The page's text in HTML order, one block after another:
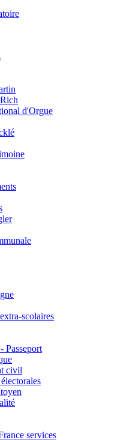
d'Orgue
scolaires
Passeport
civil
services